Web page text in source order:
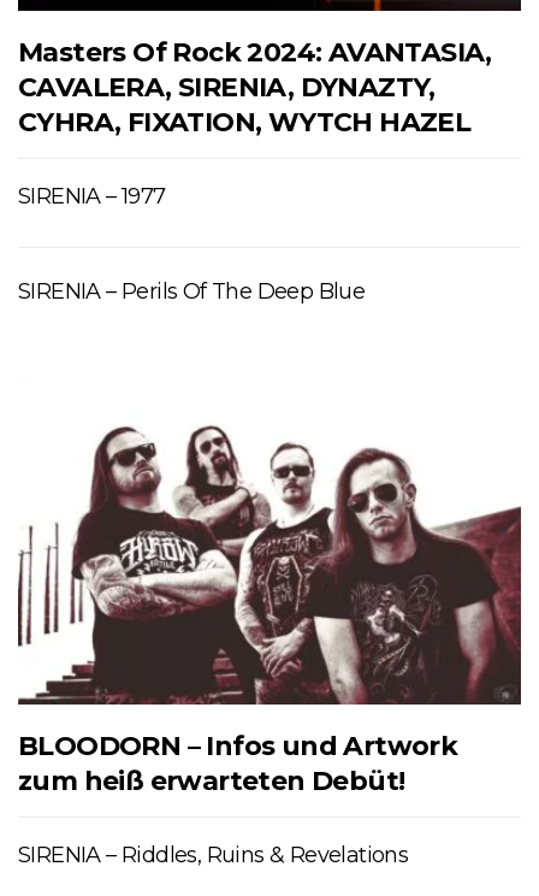
Masters Of Rock 2024: AVANTASIA,
CAVALERA, SIRENIA, DYNAZTY,
CYHRA, FIXATION, WYTCH HAZEL
SIRENIA – 1977
SIRENIA – Perils Of The Deep Blue
BLOODORN – Infos und Artwork
zum heiß erwarteten Debüt!
SIRENIA – Riddles, Ruins & Revelations